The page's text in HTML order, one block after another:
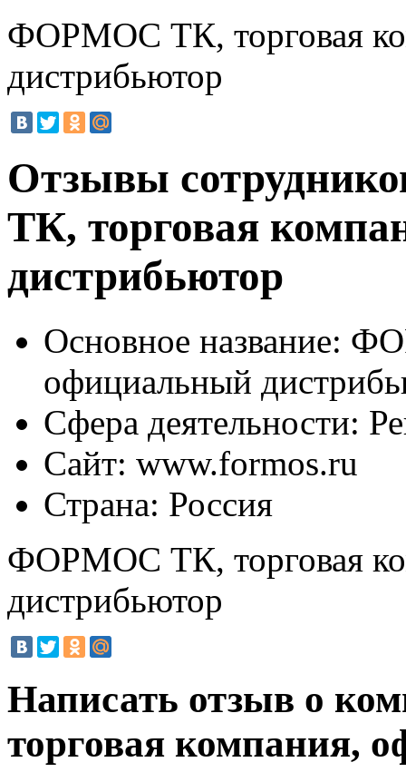
ФОРМОС ТК, торговая
дистрибьютор
Отзывы
ТК, торговая
дистрибьютор
Основное название:
официальный
Сфера деятельности:
Сайт: www.formos.ru
Страна: Россия
ФОРМОС ТК, торговая
дистрибьютор
Написать отзыв о
торговая компания,